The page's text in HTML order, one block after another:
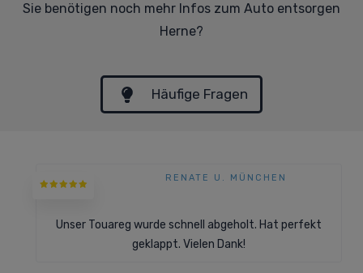
Sie benötigen noch mehr Infos zum Auto entsorgen
Herne?
Häufige Fragen
RENATE U. MÜNCHEN
Unser Touareg wurde schnell abgeholt. Hat perfekt
geklappt. Vielen Dank!